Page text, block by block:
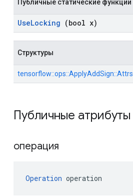
Публичные статические функции
UseLocking (bool x)
Структуры
tensorflow::ops::ApplyAddSign::Attrs
Публичные атрибуты
операция
Operation operation